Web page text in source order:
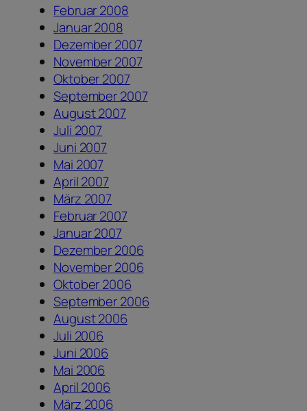
Februar 2008
Januar 2008
Dezember 2007
November 2007
Oktober 2007
September 2007
August 2007
Juli 2007
Juni 2007
Mai 2007
April 2007
März 2007
Februar 2007
Januar 2007
Dezember 2006
November 2006
Oktober 2006
September 2006
August 2006
Juli 2006
Juni 2006
Mai 2006
April 2006
März 2006